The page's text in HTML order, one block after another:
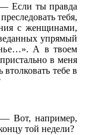
Если ты правда
тебя,
с женщинами,
упрямый
А в твоем
в меня
тебе в
Вот, например,
той недели?